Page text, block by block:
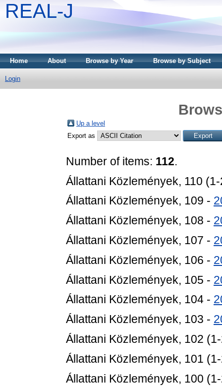
REAL-J
Home About Browse by Year Browse by Subject
Login
Up a level
Export as
Number of items: 112.
Állattani Közlemények, 110
Állattani Közlemények, 109 -
Állattani Közlemények, 108 -
Állattani Közlemények, 107 -
Állattani Közlemények, 106 -
Állattani Közlemények, 105 -
Állattani Közlemények, 104 -
Állattani Közlemények, 103 -
Állattani Közlemények, 102
Állattani Közlemények, 101
Állattani Közlemények, 100